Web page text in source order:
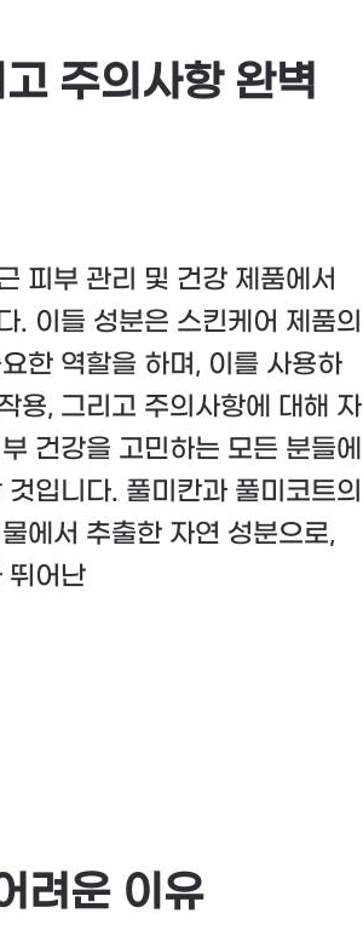
주의사항 완벽
피부 관리 및 건강 제품에서
. 이들 성분은 스킨케어 제품의
한 역할을 하며, 이를 사용하
용, 그리고 주의사항에 대해 자
건강을 고민하는 모든 분들에
입니다. 풀미칸과 풀미코트의
에서 추출한 자연 성분으로,
뛰어난
려운 이유